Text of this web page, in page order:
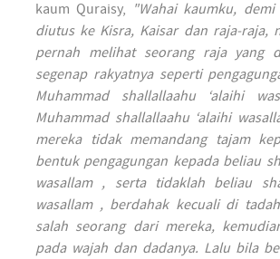
kaum Quraisy,
"Wahai kaumku,
diutus ke Kisra, Kaisar dan raja-raja,
pernah melihat seorang raja yang
segenap rakyatnya seperti
Muhammad shallallaahu ‘alaihi
Muhammad shallallaahu ‘alaihi
mereka tidak memandang tajam
bentuk pengagungan kepada beliau
wasallam , serta tidaklah beliau
wasallam , berdahak kecuali di
salah seorang dari mereka,
pada wajah dan dadanya. Lalu bila